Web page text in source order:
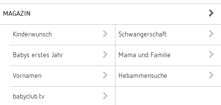
MAGAZIN
Kinderwunsch Schwangerschaft
Babys erstes Jahr Mama und Familie
Vornamen Hebammensuche
babyclub.tv